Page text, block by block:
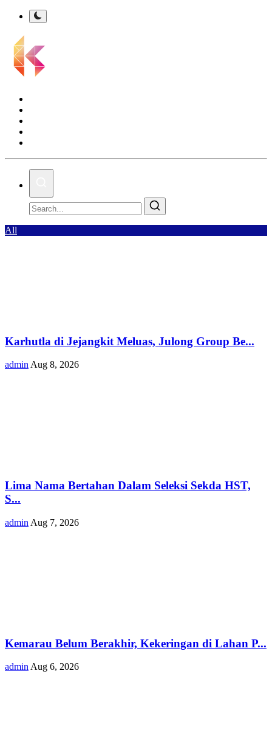
All
Karhutla di Jejangkit Meluas, Julong Group Be...
adminAug 8, 2026
Lima Nama Bertahan Dalam Seleksi Sekda HST,
S...
admin Aug 7, 2026
Kemarau Belum Berakhir, Kekeringan di Lahan P...
admin Aug 6, 2026